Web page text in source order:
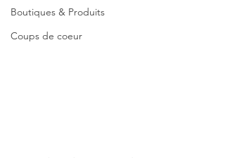
Boutiques & Produits
Coups de coeur